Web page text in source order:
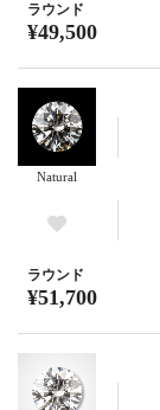
ラウンド
¥49,500
Natural
ラウンド
¥51,700